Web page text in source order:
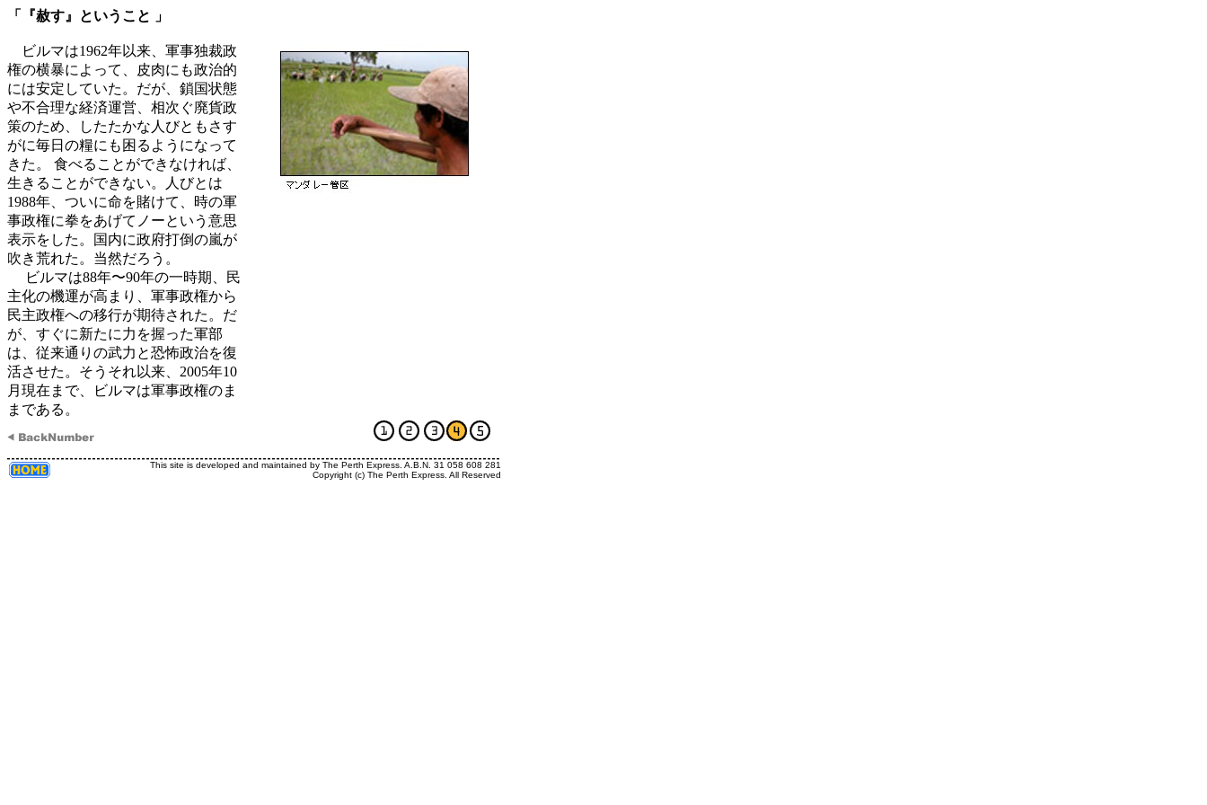
「『赦す』ということ 」
ビルマは1962年以来、軍事独裁政
権の横暴によって、皮肉にも政治的
には安定していた。だが、鎖国状態
や不合理な経済運営、相次ぐ廃貨政
策のため、したたかな人びともさす
がに毎日の糧にも困るようになって
きた。 食べることができなければ、
生きることができない。人びとは
1988年、ついに命を賭けて、時の軍
事政権に拳をあげてノーという意思
表示をした。国内に政府打倒の嵐が
吹き荒れた。当然だろう。
ビルマは88年〜90年の一時期、民
主化の機運が高まり、軍事政権から
民主政権への移行が期待された。だ
が、すぐに新たに力を握った軍部
は、従来通りの武力と恐怖政治を復
活させた。そうそれ以来、2005年10
月現在まで、ビルマは軍事政権のま
まである。
This site is developed and maintained by The Perth Express. A.B.N. 31 058 608 281
Copyright (c) The Perth Express. All Reserved